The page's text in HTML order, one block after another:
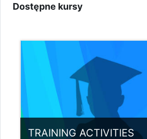
Dostępne kursy
TRAINING ACTIVITIES